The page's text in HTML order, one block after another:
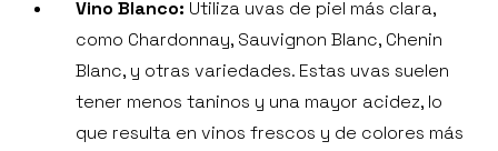
Vino Blanco: Utiliza uvas de piel más clara,
como Chardonnay, Sauvignon Blanc, Chenin
Blanc, y otras variedades. Estas uvas suelen
tener menos taninos y una mayor acidez, lo
que resulta en vinos frescos y de colores más